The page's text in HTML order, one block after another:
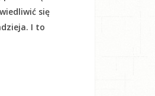
się
I to